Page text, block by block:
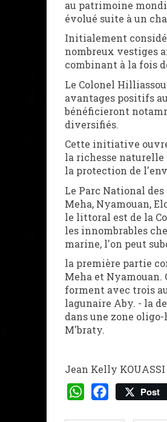
au patrimoine
évolué suite à un
Initialement
nombreux vestiges
combinant à la fois
Le Colonel
avantages positifs
bénéficieront
diversifiés.
Cette initiative
la richesse
la protection de
Le Parc National
Meha, Nyamouan,
le littoral est de la
les innombrables
marine, l'on peut
la première partie
Meha et Nyamouan.
forment avec trois
lagunaire Aby. - la
dans une zone
M'braty.
Jean Kelly
Post